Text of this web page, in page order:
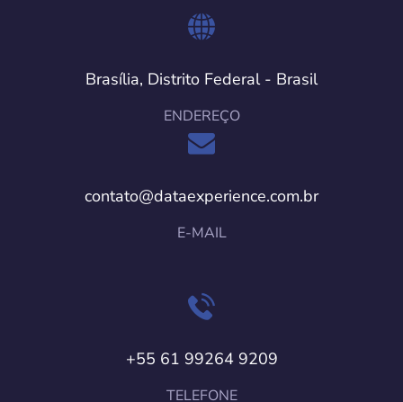
Brasília, Distrito Federal - Brasil
ENDEREÇO
contato@dataexperience.com.br
E-MAIL
+55 61 99264 9209
TELEFONE